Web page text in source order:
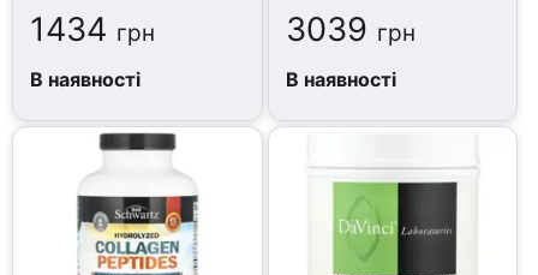
1434 грн
В наявності
3039 грн
В наявності